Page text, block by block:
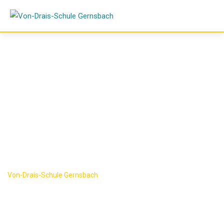
content
Von-Drais-Schule Gernsbach